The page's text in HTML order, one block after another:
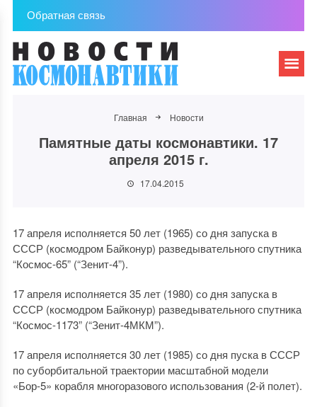
Обратная связь
Главная Новости
Памятные даты космонавтики. 17
апреля 2015 г.
17.04.2015
17 апреля исполняется 50 лет (1965) со дня запуска в
СССР (космодром Байконур) разведывательного спутника
“Космос-65” (“Зенит-4”).
17 апреля исполняется 35 лет (1980) со дня запуска в
СССР (космодром Байконур) разведывательного спутника
“Космос-1173” (“Зенит-4МКМ”).
17 апреля исполняется 30 лет (1985) со дня пуска в СССР
по суборбитальной траектории масштабной модели
«Бор-5» корабля многоразового использования (2-й полет).